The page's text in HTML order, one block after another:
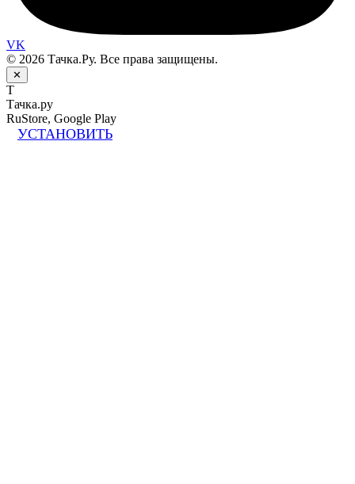
VK
© 2026 Тачка.Ру. Все права защищены.
✕
Т
Тачка.ру
RuStore, Google Play
УСТАНОВИТЬ